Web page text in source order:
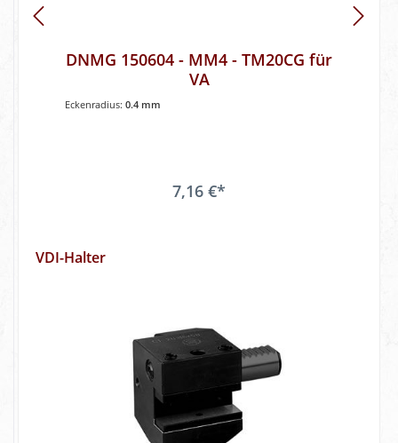
DNMG 150604 - MM4 - TM20CG für
VA
Eckenradius: 0.4 mm
7,16 €*
VDI-Halter